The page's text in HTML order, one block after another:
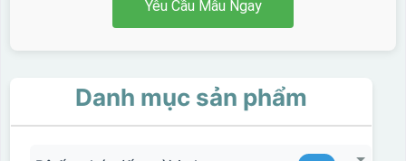
Yêu Cầu Mẫu Ngay
Danh mục sản phẩm